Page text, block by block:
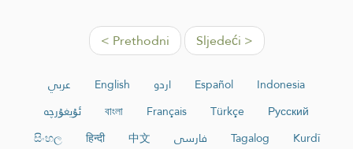
< Prethodni Sljedeći >
عربي English اردو Español
Indonesia
ئۇيغۇرچە
বাংলা Français Türkçe
Русский
සිංහල
हिन्दी 中文 فارسی Tagalog
Kurdî